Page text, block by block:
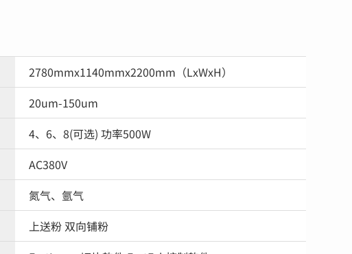
2780mmx1140mmx2200mm（LxWxH）
20um-150um
4、6、8(可选) 功率500W
AC380V
氮气、氩气
上送粉 双向铺粉